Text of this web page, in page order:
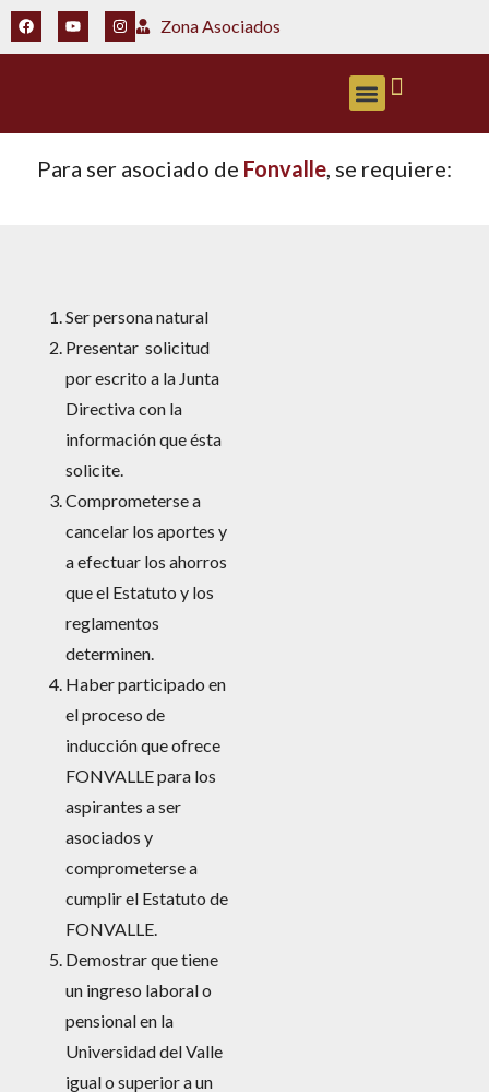
Zona Asociados
Para ser asociado de Fonvalle, se requiere:
Ser persona natural
Presentar solicitud
por escrito a la Junta
Directiva con la
información que ésta
solicite.
Comprometerse a
cancelar los aportes y
a efectuar los ahorros
que el Estatuto y los
reglamentos
determinen.
Haber participado en
el proceso de
inducción que ofrece
FONVALLE para los
aspirantes a ser
asociados y
comprometerse a
cumplir el Estatuto de
FONVALLE.
Demostrar que tiene
un ingreso laboral o
pensional en la
Universidad del Valle
igual o superior a un